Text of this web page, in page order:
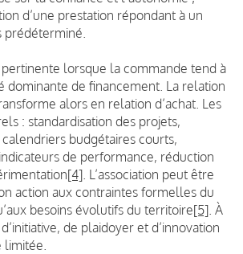
d’une prestation répondant à un
prédéterminé.
lorsque la commande tend à
dominante de financement. La relation
alors en relation d’achat. Les
: standardisation des projets,
budgétaires courts,
de performance, réduction
[4] . L’association peut être
action aux contraintes formelles du
besoins évolutifs du territoire[5] . À
de plaidoyer et d’innovation
limitée.